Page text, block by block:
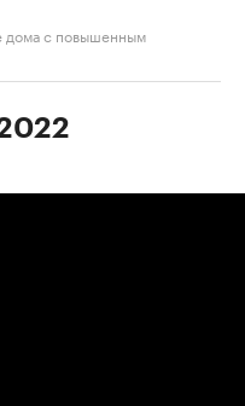
дома с повышенным